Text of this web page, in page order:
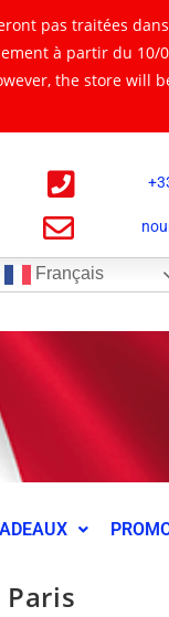
pas traitées
à partir du 10/
the store will
+
Français